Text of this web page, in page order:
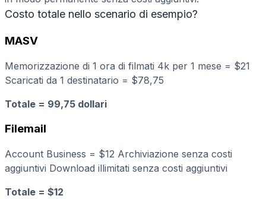
Costo totale nello scenario di esempio?
MASV
Memorizzazione di 1 ora di filmati 4k per 1 mese = $21
Scaricati da 1 destinatario = $78,75
Totale = 99,75 dollari
Filemail
Account Business = $12 Archiviazione senza costi
aggiuntivi Download illimitati senza costi aggiuntivi
Totale = $12